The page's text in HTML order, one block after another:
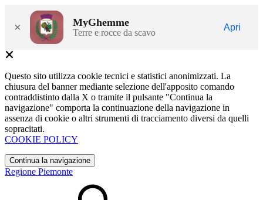
× MyGhemme
Terre e rocce da scavo
Apri
Questo sito utilizza cookie tecnici e statistici anonimizzati. La
chiusura del banner mediante selezione dell'apposito comando
contraddistinto dalla X o tramite il pulsante "Continua la
navigazione" comporta la continuazione della navigazione in
assenza di cookie o altri strumenti di tracciamento diversi da quelli
sopracitati.
COOKIE POLICY
Continua la navigazione
Regione Piemonte